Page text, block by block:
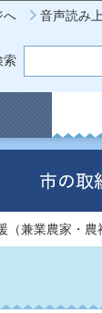
へ 音声読み
索
（兼業農家・農